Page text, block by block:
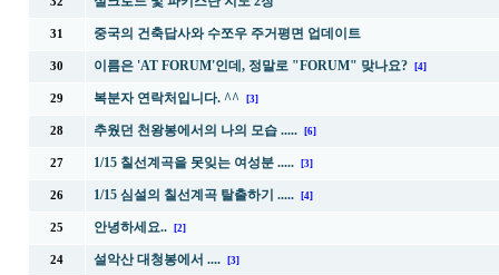
31 중국의 건축답사와 수쪼우 주거평면 업데이트
30 이름은 'AT FORUM'인데, 정말로 "FORUM" 맞나요? [4]
29 복분자 연락처입니다. ^^ [3]
28 추웠던 천왕봉에서의 나의 모습 ..... [6]
27 1/15 칠선계곡을 못잊는 여성분 ..... [3]
26 1/15 심설의 칠선계곡 탈출하기 ..... [4]
25 안녕하세요.. [2]
24 설악산 대청봉에서 .... [3]